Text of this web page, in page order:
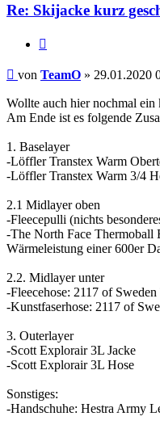
Re: Skijacke kurz
Beitrag
von TeamO » 29.01.2020
Wollte auch hier nochmal ein
Am Ende ist es folgende
1. Baselayer
-Löffler Transtex Warm
-Löffler Transtex Warm 3/4
2.1 Midlayer oben
-Fleecepulli (nichts
-The North Face Thermoball
Wärmeleistung einer 600er
2.2. Midlayer unter
-Fleecehose: 2117 of
-Kunstfaserhose: 2117 of
3. Outerlayer
-Scott Explorair 3L Jacke
-Scott Explorair 3L Hose
Sonstiges:
-Handschuhe: Hestra Army